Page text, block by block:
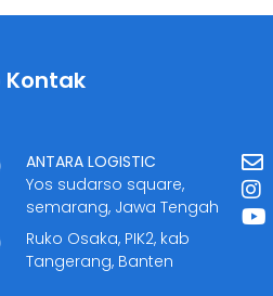
Kontak
ANTARA LOGISTIC
Yos sudarso square,
semarang, Jawa Tengah
Ruko Osaka, PIK2, kab
Tangerang, Banten